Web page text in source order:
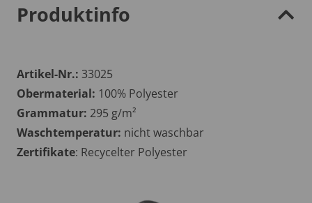
Produktinfo
Artikel-Nr.: 33025
Obermaterial: 100% Polyester
Grammatur: 295 g/m²
Waschtemperatur: nicht waschbar
Zertifikate: Recycelter Polyester